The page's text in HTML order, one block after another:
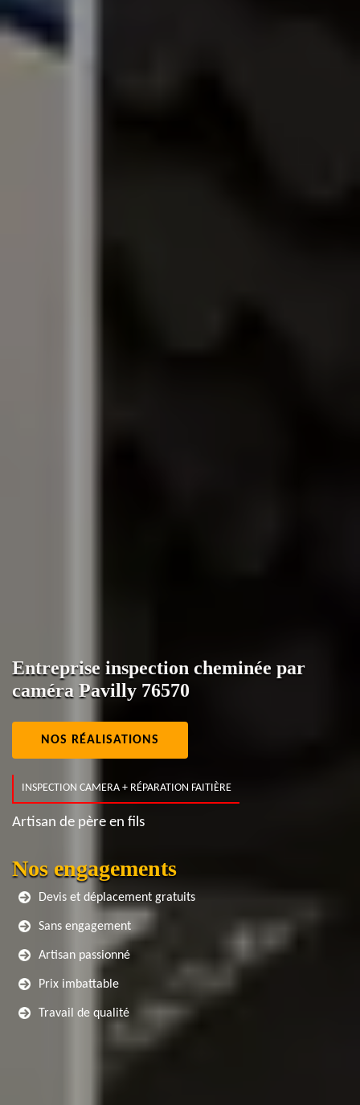
Entreprise inspection cheminée par
caméra Pavilly 76570
NOS RÉALISATIONS
INSPECTION CAMERA + RÉPARATION FAITIÈRE
Artisan de père en fils
Nos engagements
Devis et déplacement gratuits
Sans engagement
Artisan passionné
Prix imbattable
Travail de qualité